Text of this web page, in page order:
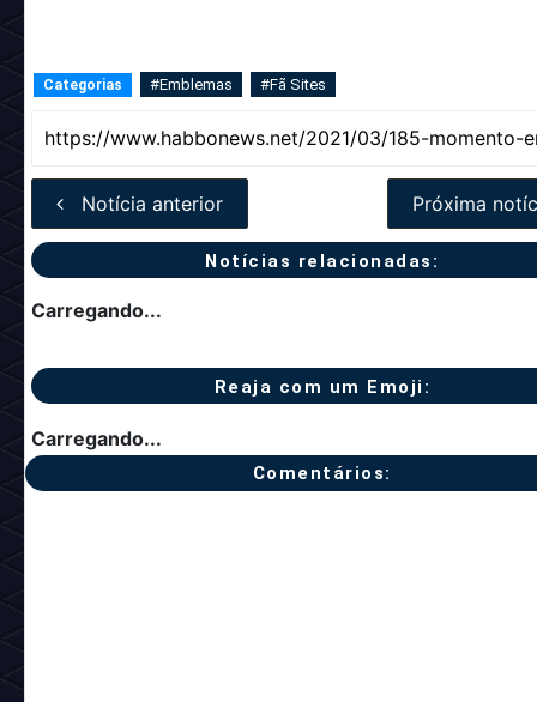
Categorias #Emblemas #Fã Sites
Notícia anterior Próxima
Notícias relacionadas:
Carregando...
Reaja com um Emoji:
Carregando...
Comentários: